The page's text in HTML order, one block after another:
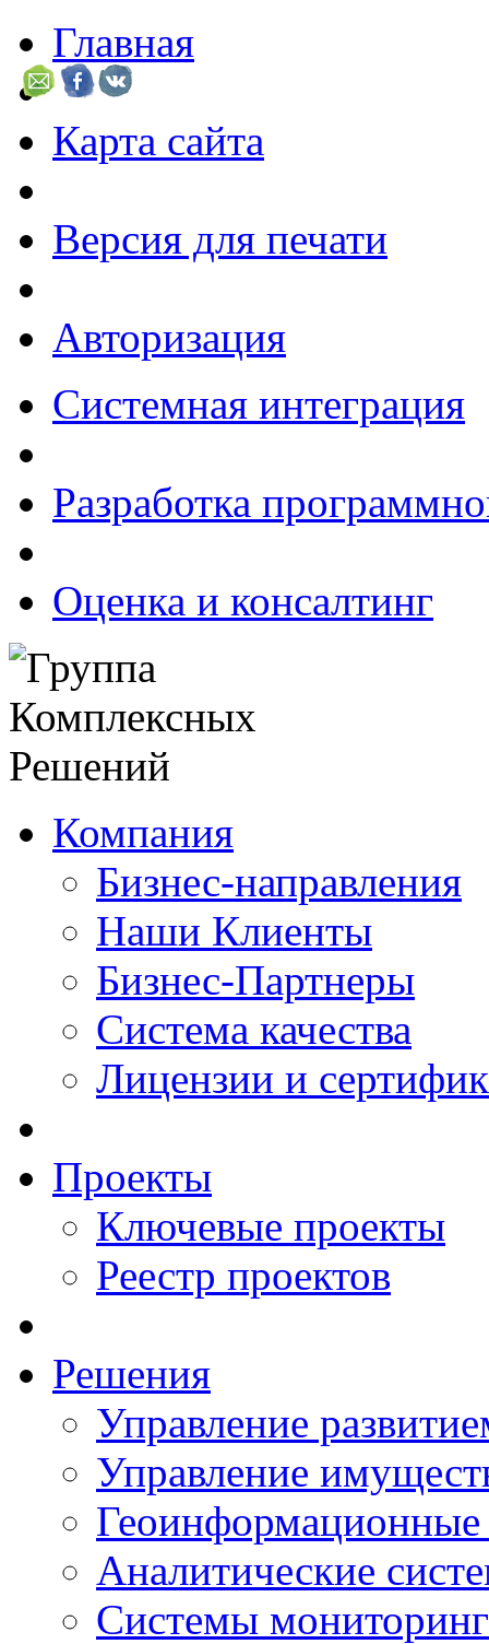
Главная
Карта сайта
Версия для печати
Авторизация
Системная интеграция
Разработка
Оценка и консалтинг
Компания
Бизнес-направления
Наши Клиенты
Бизнес-Партнеры
Система качества
Лицензии и
Проекты
Ключевые проекты
Реестр проектов
Решения
Управление
Управление
Аналитические
Системы